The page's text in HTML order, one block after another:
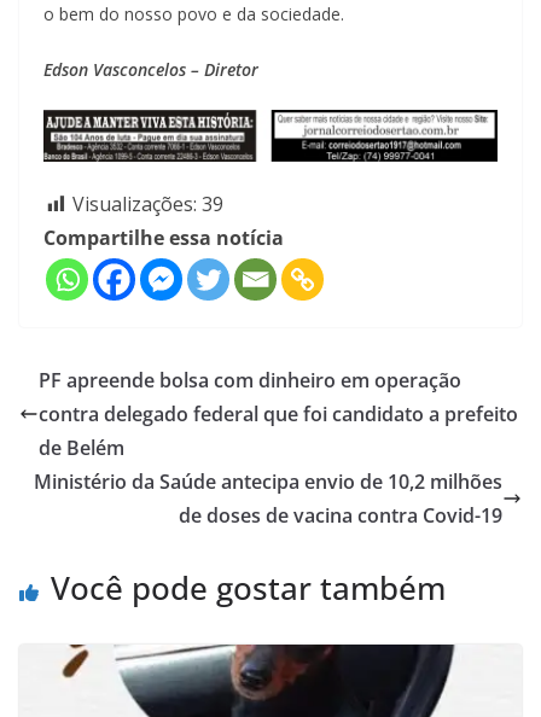
o bem do nosso povo e da sociedade.
Edson Vasconcelos – Diretor
Visualizações: 39
Compartilhe essa notícia
PF apreende bolsa com dinheiro em operação
contra delegado federal que foi candidato a prefeito
de Belém
Ministério da Saúde antecipa envio de 10,2 milhões
de doses de vacina contra Covid-19
Você pode gostar também